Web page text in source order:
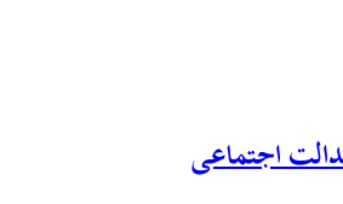
(أگه تايسه نۊخؤندين ألنى
اجتماعی